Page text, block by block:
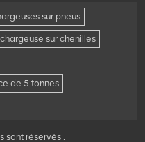
sur pneus
chargeuse sur chenilles
de 5 tonnes
sont réservés .